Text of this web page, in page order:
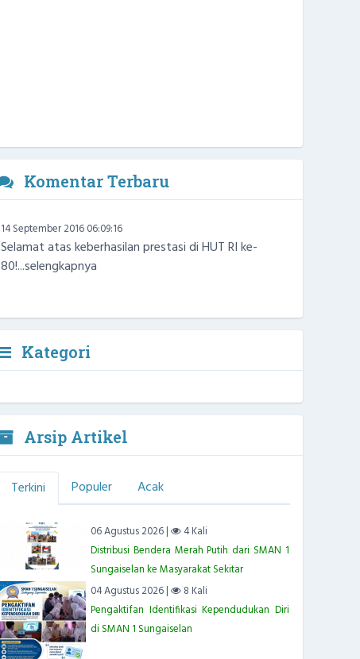
Komentar Terbaru
Warga
14 September 2016 06:09:16
Selamat atas keberhasilan prestasi di HUT RI ke-
selengkapnya
Kategori
Arsip Artikel
Terkini Populer Acak
06 Agustus 2026 |
4 Kali
Distribusi Bendera Merah Putih dari SMAN 1
Sungaiselan ke Masyarakat Sekitar
04 Agustus 2026 |
8 Kali
Pengaktifan Identifikasi Kependudukan Diri
di SMAN 1 Sungaiselan